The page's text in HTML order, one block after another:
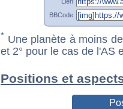
BBCode
* Une planète à moins
et 2° pour le cas de l'AS
Positions et